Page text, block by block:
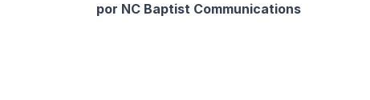
por NC Baptist Communications